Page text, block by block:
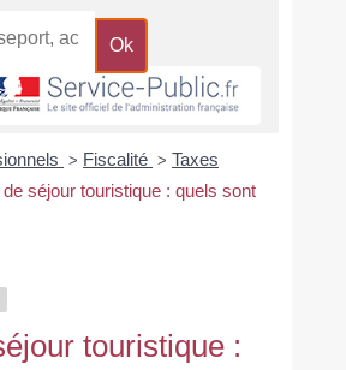
> Fiscalité > Taxes
de séjour touristique : quels sont
touristique :